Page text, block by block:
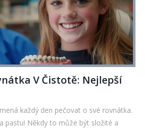
V Čistotě: Nejlepší
každý den pečovat o své rovnátka.
pastu! Někdy to může být složité a